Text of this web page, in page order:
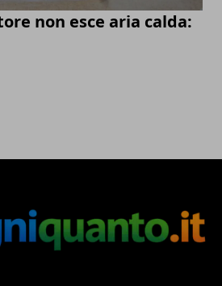
non esce aria calda: